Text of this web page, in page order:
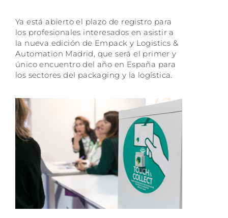
Ya está abierto el plazo de registro para
los profesionales interesados en asistir a
la nueva edición de Empack y Logistics &
Automation Madrid, que será el primer y
único encuentro del año en España para
los sectores del packaging y la logística.